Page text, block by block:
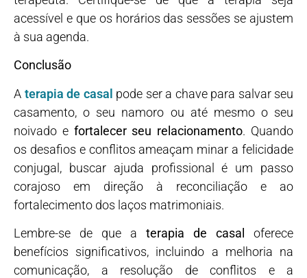
acessível e que os horários das sessões se ajustem
à sua agenda.
Conclusão
A terapia de casal pode ser a chave para salvar seu
casamento, o seu namoro ou até mesmo o seu
noivado e fortalecer seu relacionamento. Quando
os desafios e conflitos ameaçam minar a felicidade
conjugal, buscar ajuda profissional é um passo
corajoso em direção à reconciliação e ao
fortalecimento dos laços matrimoniais.
Lembre-se de que a terapia de casal
oferece
benefícios significativos, incluindo a melhoria na
comunicação, a resolução de conflitos e a